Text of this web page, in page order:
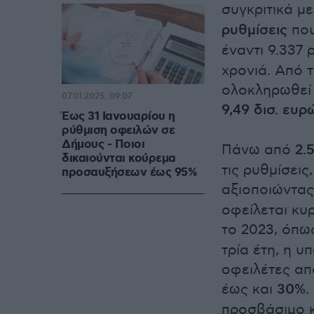
συγκριτικά
ρυθμίσεις
έναντι 9.337
χρονιά. Από
ολοκληρωθεί
9,49 δισ.
Πάνω από
τις
οφείλεται
το 2023,
τρία έτη, η
οφειλέτες
έως και 30%.
προσβάσιμο
Έως 31 Ιανουαρίου η
ρύθμιση οφειλών σε
Δήμους - Ποιοι
δικαιούνται κούρεμα
προσαυξήσεων έως 95%
07.01.2025, 09:07